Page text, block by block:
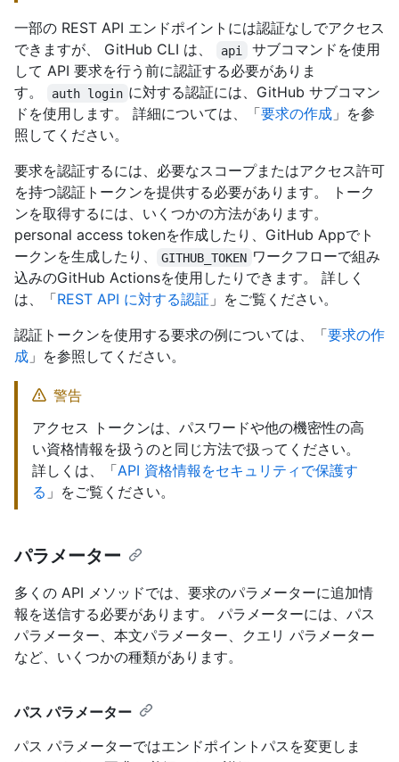
一部の REST API エンドポイントには認証なしでアクセス
できますが、 GitHub CLI は、
api
サブコマンドを使用
して API 要求を行う前に認証する必要がありま
す。
auth login に対する認証には、GitHub サブコマン
ドを使用します。 詳細については、「要求の作成 」を参
照してください。
要求を認証するには、必要なスコープまたはアクセス許可
を持つ認証トークンを提供する必要があります。 トーク
ンを取得するには、いくつかの方法があります。
personal access tokenを作成したり、GitHub Appでト
ークンを生成したり、
GITHUB_TOKEN ワークフローで組み
込みのGitHub Actionsを使用したりできます。 詳しく
は、「REST API に対する認証 」をご覧ください。
認証トークンを使用する要求の例については、「要求の作
成 」を参照してください。
警告
アクセス トークンは、パスワードや他の機密性の高
い資格情報を扱うのと同じ方法で扱ってください。
詳しくは、「API 資格情報をセキュリティで保護す
る 」をご覧ください。
パラメーター
多くの API メソッドでは、要求のパラメーターに追加情
報を送信する必要があります。 パラメーターには、パス
パラメーター、本文パラメーター、クエリ パラメーター
など、いくつかの種類があります。
パス パラメーター
パス パラメーターではエンドポイントパスを変更しま